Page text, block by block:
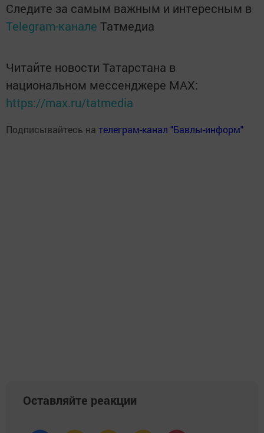
Следите за самым важным и интересным в
Telegram-канале Татмедиа
Читайте новости Татарстана в
национальном мессенджере MАХ:
https://max.ru/tatmedia
Подписывайтесь на телеграм-канал "Бавлы-информ"
Оставляйте реакции